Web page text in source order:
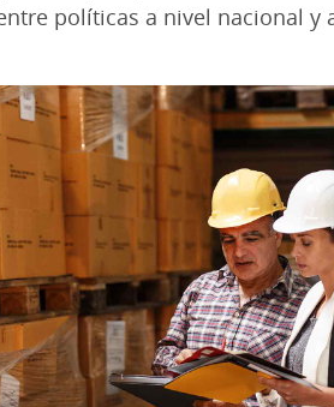
políticas a nivel nacional